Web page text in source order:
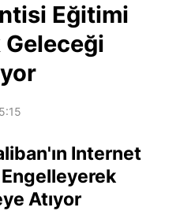
Eğitimi
Internet
Atıyor